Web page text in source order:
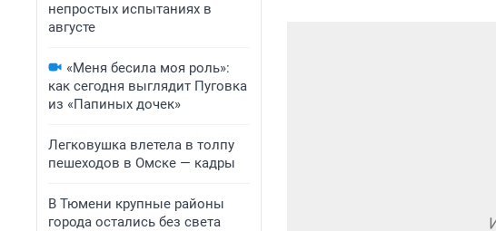
непростых испытаниях в
августе
«Меня бесила моя роль»:
как сегодня выглядит Пуговка
из «Папиных дочек»
Легковушка влетела в толпу
пешеходов в Омске — кадры
В Тюмени крупные районы
города остались без света